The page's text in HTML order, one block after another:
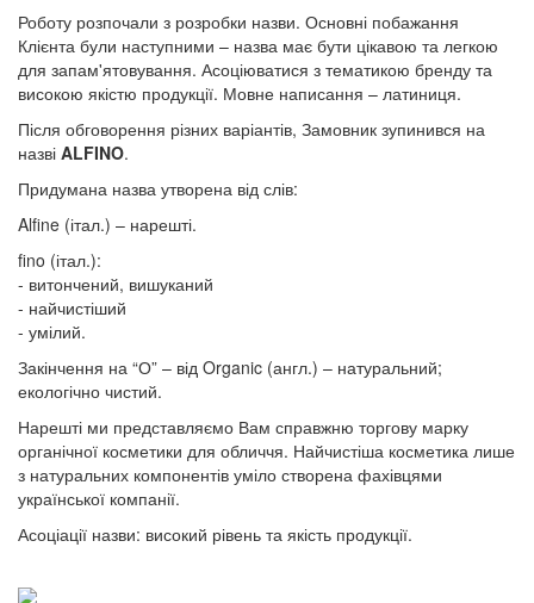
Роботу розпочали з розробки назви. Основні побажання
Клієнта були наступними – назва має бути цікавою та легкою
для запам'ятовування. Асоціюватися з тематикою бренду та
високою якістю продукції. Мовне написання – латиниця.
Після обговорення різних варіантів, Замовник зупинився на
назві ALFINO.
Придумана назва утворена від слів:
Alfine (італ.) – нарешті.
fino (італ.):
- витончений, вишуканий
- найчистіший
- умілий.
Закінчення на “О” – від Organic (англ.) – натуральний;
екологічно чистий.
Нарешті ми представляємо Вам справжню торгову марку
органічної косметики для обличчя. Найчистіша косметика лише
з натуральних компонентів уміло створена фахівцями
української компанії.
Асоціації назви: високий рівень та якість продукції.